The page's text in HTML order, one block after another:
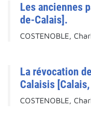
Les anciennes
de-Calais].
COSTENOBLE,
La révocation
Calaisis
COSTENOBLE,